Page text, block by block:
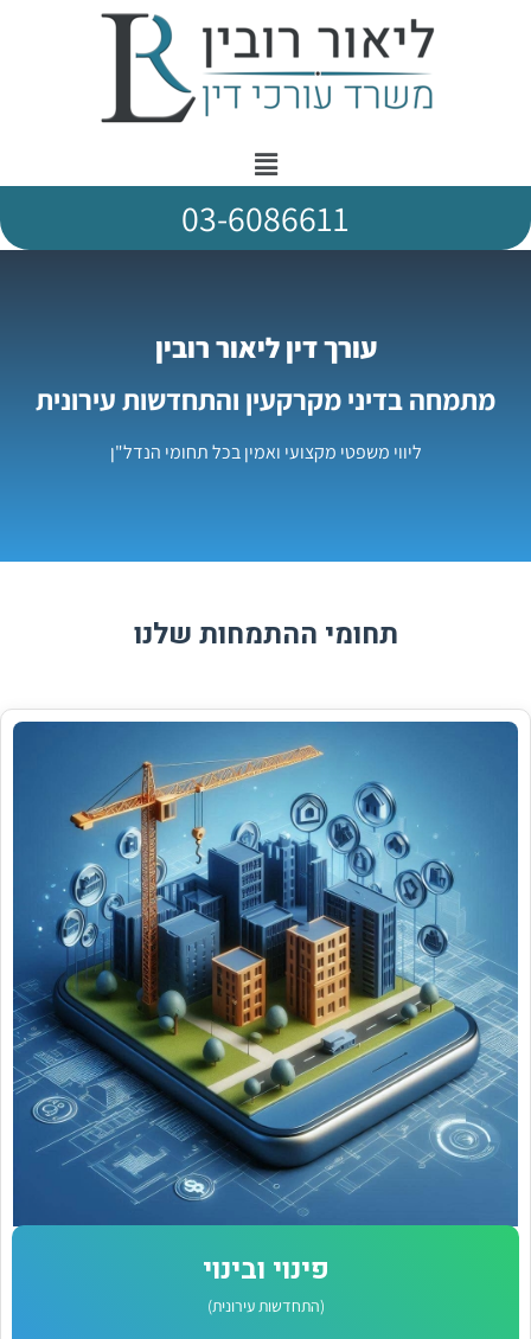
03-6086611
עורך דין ליאור רובין
מתמחה בדיני מקרקעין והתחדשות עירונית
ליווי משפטי מקצועי ואמין בכל תחומי הנדל"ן
תחומי ההתמחות שלנו
פינוי ובינוי
(התחדשות עירונית)